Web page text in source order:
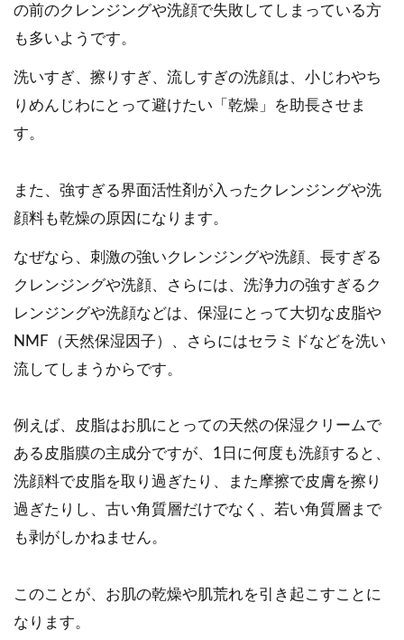
の前のクレンジングや洗顔で失敗してしまっている方
も多いようです。
洗いすぎ、擦りすぎ、流しすぎの洗顔は、小じわやち
りめんじわにとって避けたい「乾燥」を助長させま
す。
また、強すぎる界面活性剤が入ったクレンジングや洗
顔料も乾燥の原因になります。
なぜなら、刺激の強いクレンジングや洗顔、長すぎる
クレンジングや洗顔、さらには、洗浄力の強すぎるク
レンジングや洗顔などは、保湿にとって大切な皮脂や
NMF（天然保湿因子）、さらにはセラミドなどを洗い
流してしまうからです。
例えば、皮脂はお肌にとっての天然の保湿クリームで
ある皮脂膜の主成分ですが、1日に何度も洗顔すると、
洗顔料で皮脂を取り過ぎたり、また摩擦で皮膚を擦り
過ぎたりし、古い角質層だけでなく、若い角質層まで
も剥がしかねません。
このことが、お肌の乾燥や肌荒れを引き起こすことに
なります。